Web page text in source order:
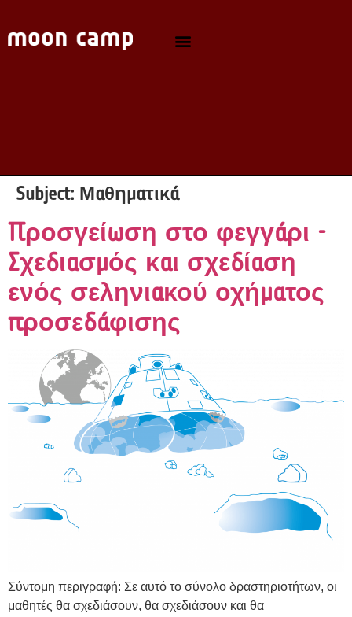
Subject: Μαθηματικά
Προσγείωση στο φεγγάρι -
Σχεδιασμός και σχεδίαση
ενός σεληνιακού οχήματος
προσεδάφισης
Σύντομη περιγραφή: Σε αυτό το σύνολο δραστηριοτήτων, οι
μαθητές θα σχεδιάσουν, θα σχεδιάσουν και θα